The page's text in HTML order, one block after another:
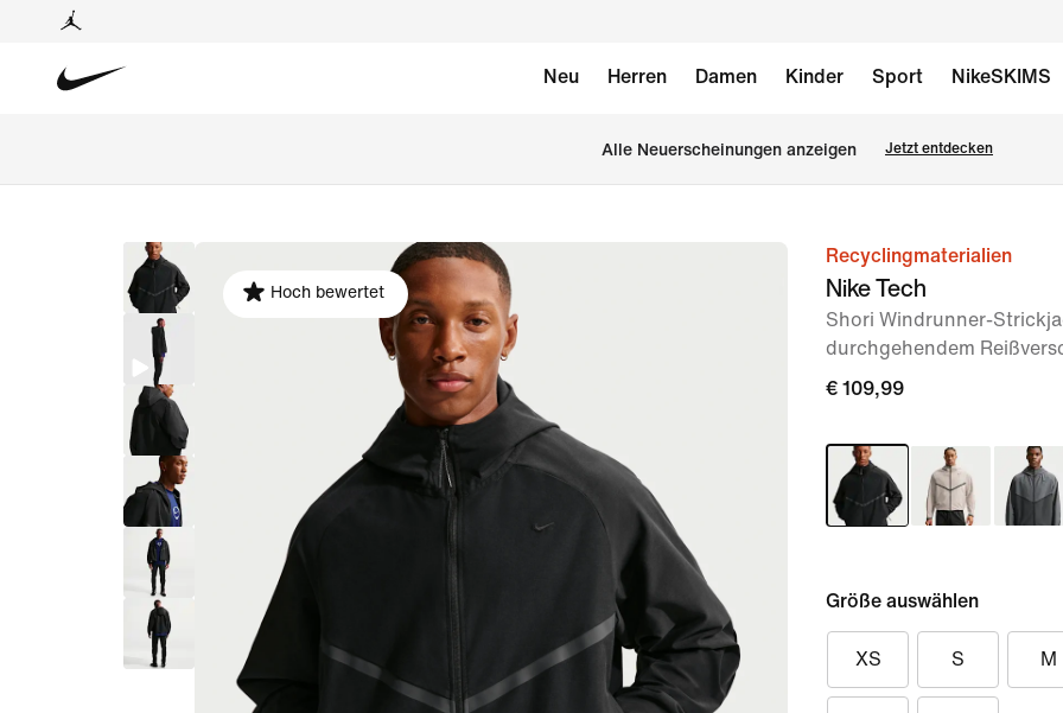
Neu Herren Damen Kinder Sport NikeSKIMS
Alle Neuerscheinungen anzeigen Jetzt entdecken
Bild 1
Hoch bewertet
Recyclingmaterialien
Nike Tech
Shori Windrunner-
durchgehendem
€ 109,99
Größe auswählen
XS S M